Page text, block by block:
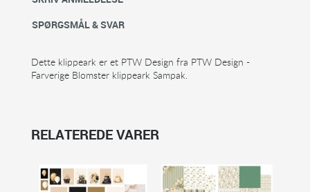
SPØRGSMÅL & SVAR
Dette klippeark er et PTW Design fra PTW Design -
Farverige Blomster klippeark Sampak.
RELATEREDE VARER